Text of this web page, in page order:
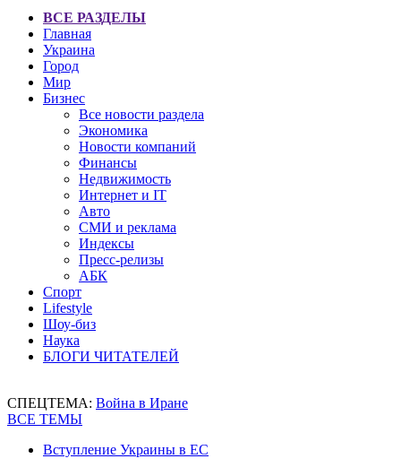
ВСЕ РАЗДЕЛЫ
Главная
Украина
Город
Мир
Бизнес
Все новости раздела
Экономика
Новости компаний
Финансы
Недвижимость
Интернет и IT
Авто
СМИ и реклама
Индексы
Пресс-релизы
АБК
Спорт
Lifestyle
Шоу-биз
Наука
БЛОГИ ЧИТАТЕЛЕЙ
СПЕЦТЕМА: Война в Иране
ВСЕ ТЕМЫ
Вступление Украины в ЕС